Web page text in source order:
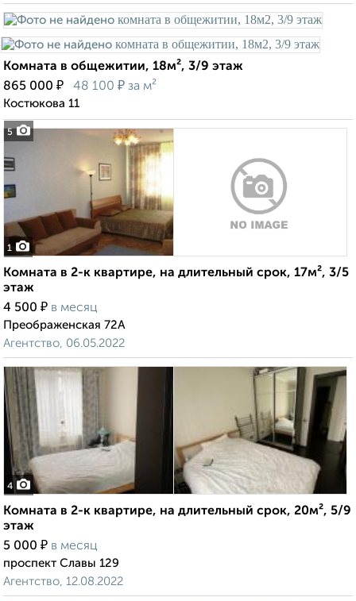
5
Комната в общежитии, 18м², 3/9 этаж
865 000 ₽ 48 100 ₽ за м²
Костюкова 11
1
Комната в 2-к квартире, на длительный срок, 17м², 3/5
этаж
4 500 ₽ в месяц
Преображенская 72А
Агентство, 06.05.2022
4
Комната в 2-к квартире, на длительный срок, 20м², 5/9
этаж
5 000 ₽ в месяц
проспект Славы 129
Агентство, 12.08.2022